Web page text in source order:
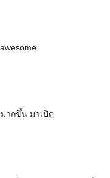
ากขึ้น มาเปิด